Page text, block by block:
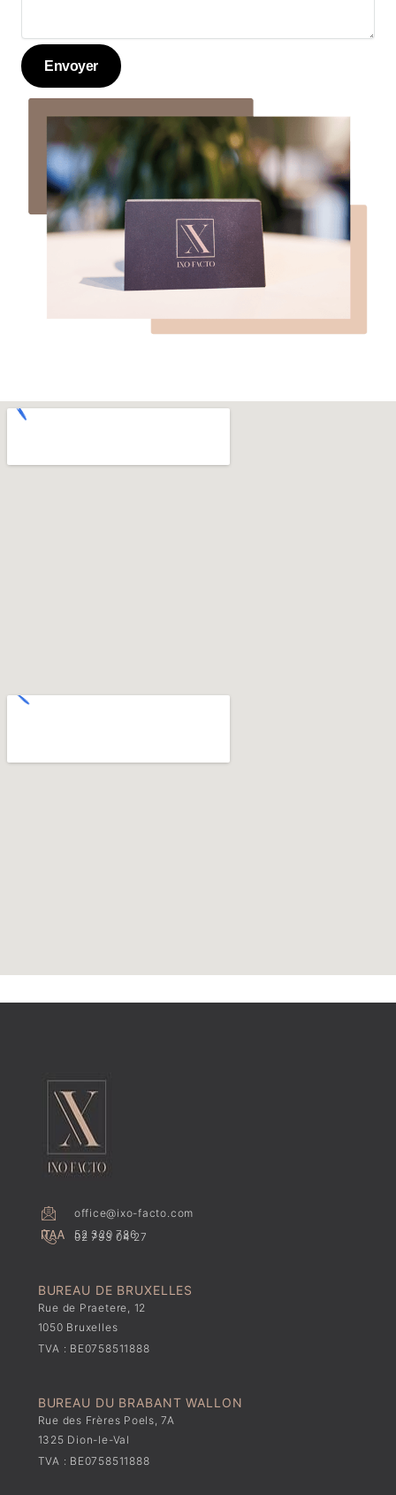
Envoyer
office@ixo-facto.com
02 793 04 27
52 320 786
BUREAU DU BRABANT WALLON
Rue des Frères Poels, 7A
1325 Dion-le-Val
TVA : BE0758511888
BUREAU DE BRUXELLES
Rue de Praetere, 12
1050 Bruxelles
TVA : BE0758511888